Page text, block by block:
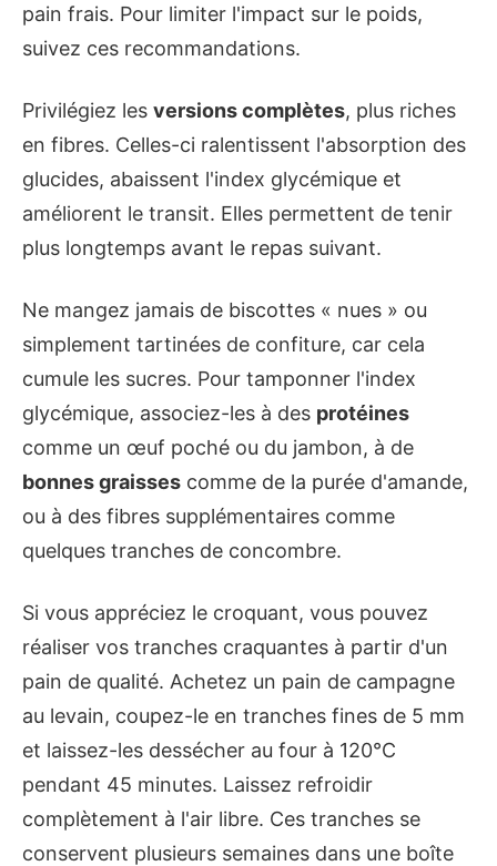
pain frais. Pour limiter l'impact sur le poids,
suivez ces recommandations.
Privilégiez les versions complètes, plus riches
en fibres. Celles-ci ralentissent l'absorption des
glucides, abaissent l'index glycémique et
améliorent le transit. Elles permettent de tenir
plus longtemps avant le repas suivant.
Ne mangez jamais de biscottes « nues » ou
simplement tartinées de confiture, car cela
cumule les sucres. Pour tamponner l'index
glycémique, associez-les à des protéines
comme un œuf poché ou du jambon, à de
bonnes graisses comme de la purée d'amande,
ou à des fibres supplémentaires comme
quelques tranches de concombre.
Si vous appréciez le croquant, vous pouvez
réaliser vos tranches craquantes à partir d'un
pain de qualité. Achetez un pain de campagne
au levain, coupez-le en tranches fines de 5 mm
et laissez-les dessécher au four à 120°C
pendant 45 minutes. Laissez refroidir
complètement à l'air libre. Ces tranches se
conservent plusieurs semaines dans une boîte